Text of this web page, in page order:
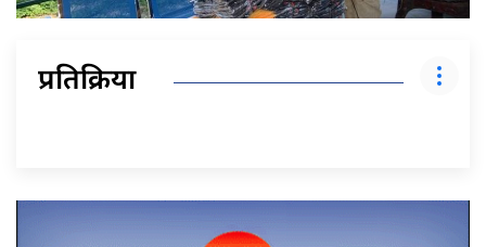
प्रतिक्रिया